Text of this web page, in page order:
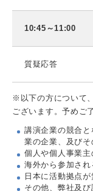
10:45～11:00
質疑応答
※以下の方について
ございます。予めご
講演企業の競合
業の企業、及び
個人や個人事業主
海外から参加され
日本に活動拠点
その他、弊社及